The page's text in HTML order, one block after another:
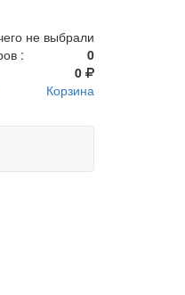
не выбрали
:
0
0
Корзина